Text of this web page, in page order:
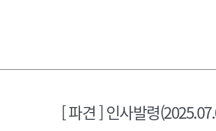
[ 파견 ] 인사발령